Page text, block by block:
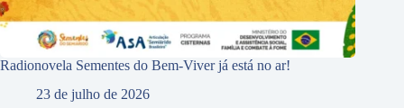
Radionovela Sementes do Bem-Viver já está no ar!
23 de julho de 2026